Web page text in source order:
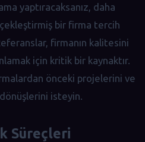
yaptıracaksanız, daha
bir firma tercih
firmanın kalitesini
için kritik bir kaynaktır.
önceki projelerini ve
isteyin.
Süreçleri